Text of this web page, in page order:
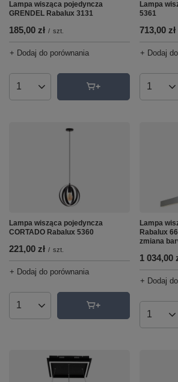
Lampa wisząca pojedyncza
GRENDEL Rabalux 3131
185,00 zł / szt.
+ Dodaj do porównania
Ilość produktów
Lampa
5361
713,00 zł
+ Dodaj
Ilość
Lampa wisząca pojedyncza
CORTADO Rabalux 5360
221,00 zł / szt.
+ Dodaj do porównania
Ilość produktów
Lampa
Rabalux
zmiana
1 034,00
+ Dodaj
Ilość